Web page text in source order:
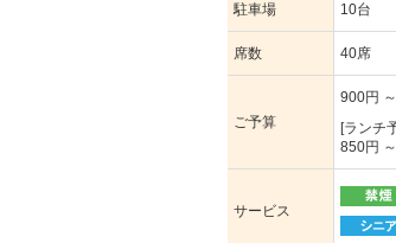
駐車場 10台
席数 40席
ご予算
900円
[ランチ
850円
サービス